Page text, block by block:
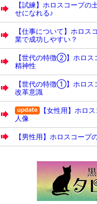
【試練】ホロスコープ
せになれる♪
【仕事について】ホロ
業で成功しやすい？
【世代の特徴②】ホロス
精神性
【世代の特徴①】ホロス
改革意識
【女性用】ホロ
人像
【男性用】ホロスコープ